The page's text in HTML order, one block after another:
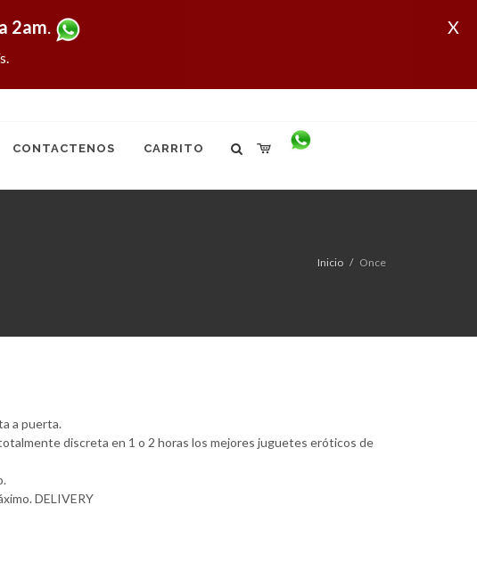
X
2am.
CONTACTENOS CARRITO
Inicio Once
a puerta.
discreta en 1 o 2 horas los mejores juguetes eróticos de
DELIVERY